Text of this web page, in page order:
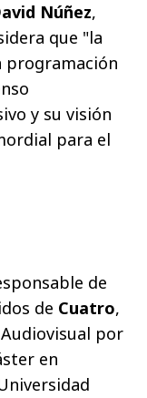
Núñez,
que "la
programación
y su visión
para el
de
de Cuatro,
por
en